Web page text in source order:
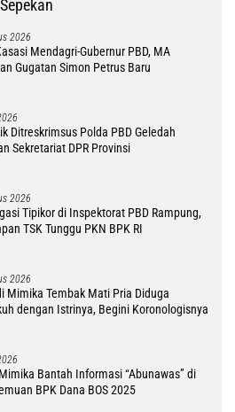
2026
Mendagri-Gubernur PBD, MA
Gugatan Simon Petrus Baru
Ditreskrimsus Polda PBD Geledah
Sekretariat DPR Provinsi
2026
Tipikor di Inspektorat PBD Rampung,
TSK Tunggu PKN BPK RI
2026
Mimika Tembak Mati Pria Diduga
dengan Istrinya, Begini Koronologisnya
Bantah Informasi “Abunawas” di
BPK Dana BOS 2025